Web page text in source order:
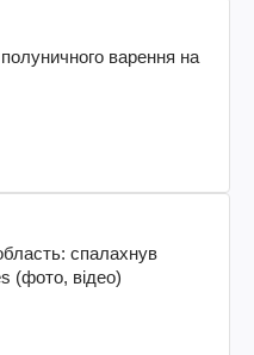
варення на
спалахнув
(фото, відео)